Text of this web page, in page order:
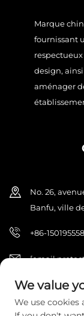
Marque
fournissant
design,
aménager
No. 26,
Banfu, ville
+86-
[email
Copyright © 2026
We value
We use